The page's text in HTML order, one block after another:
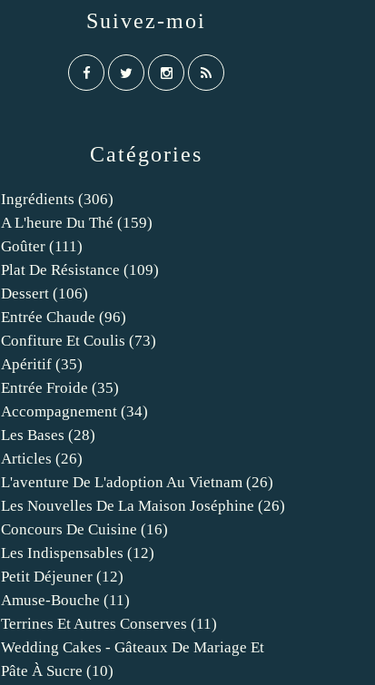
Catégories
Ingrédients (306)
A L'heure Du Thé (159)
Goûter (111)
Plat De Résistance (109)
Dessert (106)
Entrée Chaude (96)
Confiture Et Coulis (73)
Apéritif (35)
Entrée Froide (35)
Accompagnement (34)
Les Bases (28)
Articles (26)
L'aventure De L'adoption Au Vietnam (26)
Les Nouvelles De La Maison Joséphine (26)
Concours De Cuisine (16)
Les Indispensables (12)
Petit Déjeuner (12)
Amuse-Bouche (11)
Terrines Et Autres Conserves (11)
Wedding Cakes - Gâteaux De Mariage Et
Pâte À Sucre (10)
Suivez-moi